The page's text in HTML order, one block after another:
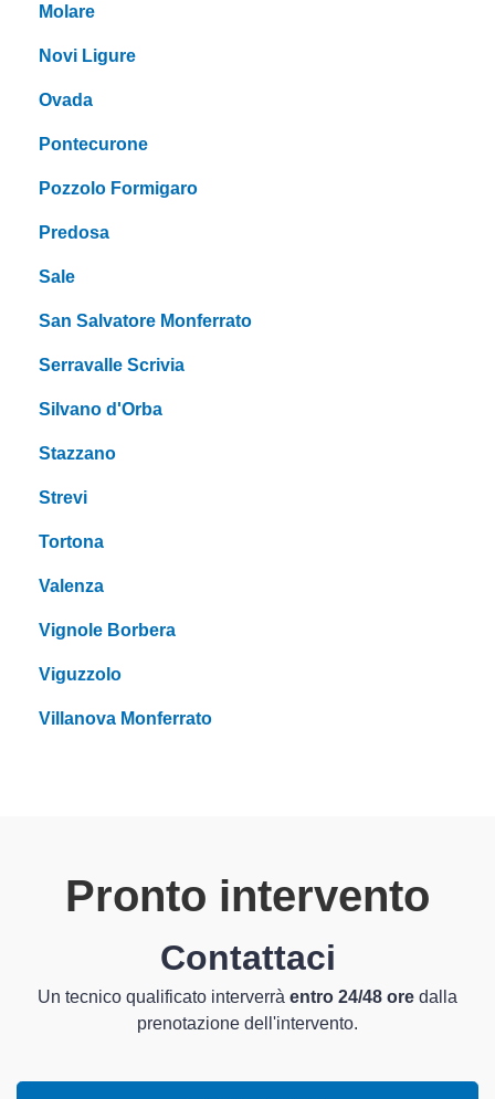
Molare
Novi Ligure
Ovada
Pontecurone
Pozzolo Formigaro
Predosa
Sale
San Salvatore Monferrato
Serravalle Scrivia
Silvano d'Orba
Stazzano
Strevi
Tortona
Valenza
Vignole Borbera
Viguzzolo
Villanova Monferrato
Pronto intervento
Contattaci
Un tecnico qualificato interverrà entro 24/48 ore dalla
prenotazione dell'intervento.